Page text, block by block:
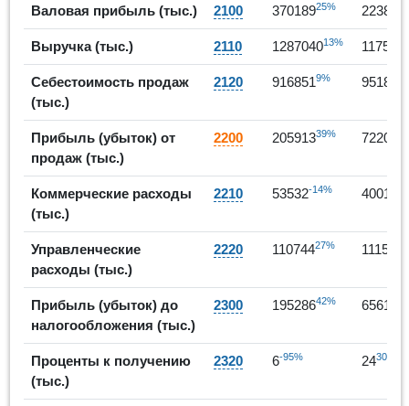
Валовая прибыль (тыс.) 2100 37018925% 223812
Выручка (тыс.) 2110 128704013%
Себестоимость продаж
(тыс.)
2120 9168519% 951868
Прибыль (убыток) от
продаж (тыс.)
2200 20591339% 72207
Коммерческие расходы
(тыс.)
2210 53532-14% 40011
Управленческие
расходы (тыс.)
2220 11074427% 111594
Прибыль (убыток) до
налогообложения (тыс.)
2300 19528642% 65614
Проценты к получению
(тыс.)
2320 6-95% 24300%